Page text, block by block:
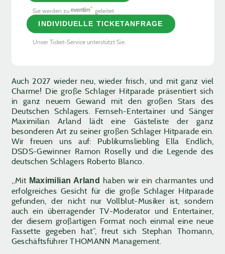
Auch 2027 wieder neu, wieder frisch, und mit ganz viel
Charme! Die große Schlager Hitparade präsentiert sich
in ganz neuem Gewand mit den großen Stars des
Deutschen Schlagers. Fernseh-Entertainer und Sänger
Maximilian Arland lädt eine Gästeliste der ganz
besonderen Art zu seiner großen Schlager Hitparade ein.
Wir freuen uns auf: Publikumsliebling Ella Endlich,
DSDS-Gewinner Ramon Roselly und die Legende des
deutschen Schlagers Roberto Blanco.
„Mit Maximilian Arland haben wir ein charmantes und
erfolgreiches Gesicht für die große Schlager Hitparade
gefunden, der nicht nur Vollblut-Musiker ist, sondern
auch ein überragender TV-Moderator und Entertainer,
der diesem großartigen Format noch einmal eine neue
Fassette gegeben hat“, freut sich Stephan Thomann,
Geschäftsführer THOMANN Management.
Sie werden zu geleitet
INDIVIDUELLE TICKETANFRAGE
Unser Ticket-Service unterstützt Sie.